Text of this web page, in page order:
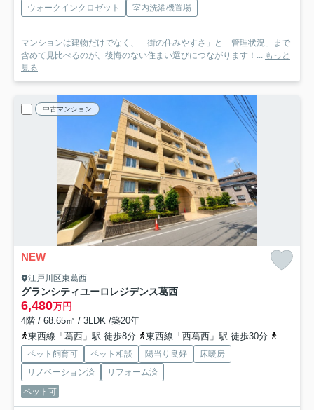
ウォークインクロゼット
室内洗濯機置場
マンションは建物だけでなく、「街の住みやすさ」と「管理状況」まで
含めて見比べるのが、後悔のない住まい選びにつながります！... もっと
見る
中古マンション
NEW
江戸川区東葛西
グランシティユーロレジデンス葛西
6,480万円
4階 / 68.65㎡ / 3LDK /築20年
東西線「葛西」駅 徒歩8分
東西線「西葛西」駅 徒歩30分
ペット飼育可 ペット相談 陽当り良好
床暖房
リノベーション済
リフォーム済
ペット可